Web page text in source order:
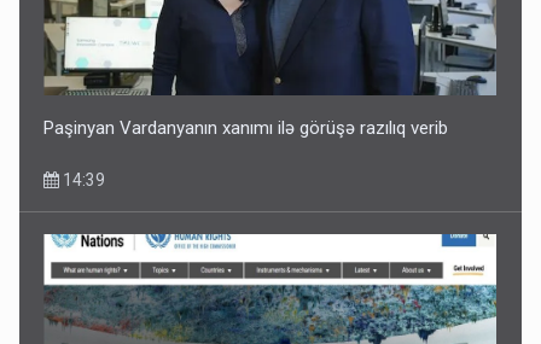
Media və Yayım Şurasına əlavə hüquq və vəzifələr verilib
13:24
Paşinyan Vardanyanın xanımı ilə görüşə razılıq verib
14:39